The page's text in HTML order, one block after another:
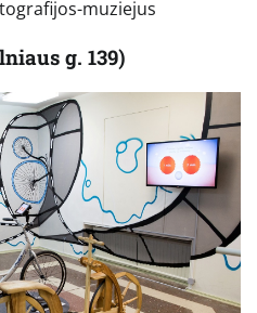
muziejus
g. 139)